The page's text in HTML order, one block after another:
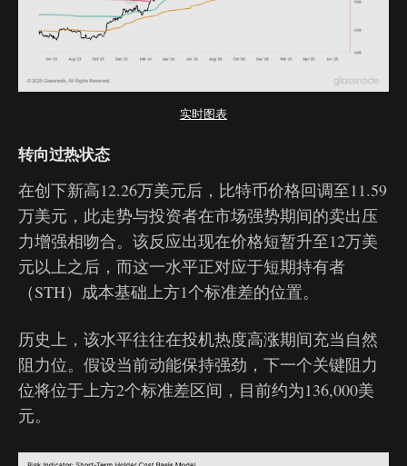
实时图表
转向过热状态
在创下新高12.26万美元后，比特币价格回调至11.59
万美元，此走势与投资者在市场强势期间的卖出压
力增强相吻合。该反应出现在价格短暂升至12万美
元以上之后，而这一水平正对应于短期持有者
（STH）成本基础上方1个标准差的位置。
历史上，该水平往往在投机热度高涨期间充当自然
阻力位。假设当前动能保持强劲，下一个关键阻力
位将位于上方2个标准差区间，目前约为136,000美
元。